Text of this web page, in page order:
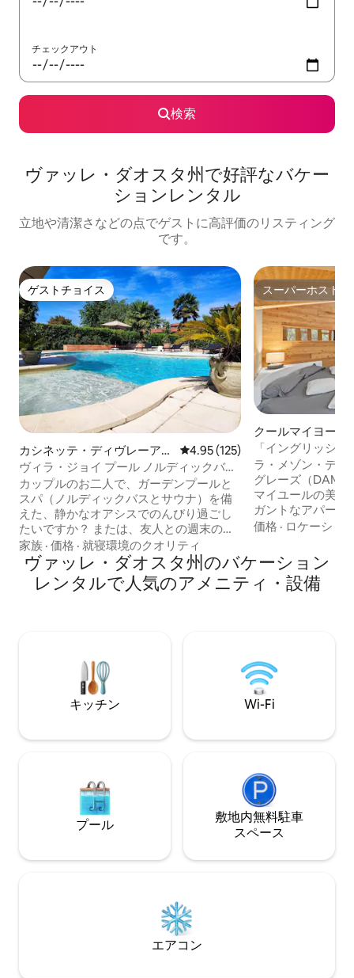
チェックアウト
検索
ヴァッレ・ダオスタ州で好評なバケー
ションレンタル
立地や清潔さなどの点でゲストに高評価のリスティング
です。
ゲストチョイス
ゲストチョイス
カシネッテ・ディヴレーアの
一軒家
レビュー125件、5つ星中4.95つ
4.95 (125)
ヴィラ・ジョイ プール ノルディックバス
サウナ 専用
カップルのお二人で、ガーデンプールと
スパ（ノルディックバスとサウナ）を備
えた、静かなオアシスでのんびり過ごし
たいですか？ または、友人との週末のひ
とときですか？ 誕生日のお祝いに？ それ
とも記念日のためですか？ または、週末
のプレゼントとして？ それとも旅行です
か？ VILLA GIO'は、まさにあなたのため
そして癒しのひと時をお過ごしくださ
い。 完全に独立した一軒家で、緑に囲ま
れ、ゲスト専用です。
家族 · 価格 · 就寝環境のクオリティ
スーパーホスト
スーパーホスト
クールマイヨール
ン・アパート
「イングリッシ
ン・ド・クールマ
ラ・メゾン・デ・
グレーズ（
マイユールの美し
ガントなアパート
レーズ」は、市内
には、カップル
ウナ、クロモセ
ルシャワーが備わ
価格 · ロケーショ
ヴァッレ・ダオスタ州のバケーション
レンタルで人気のアメニティ・設備
キッチン Wi-Fi
プール
敷地内無料駐⁠車
ス⁠ペ⁠ー⁠ス
エアコン